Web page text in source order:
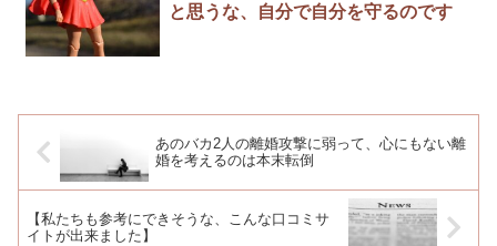
と思うな、自分で自分を守るのです
あのバカ2人の離婚攻撃に弱って、心にもない離
婚を考えるのは本末転倒
【私たちも参考にできそうな、こんな口コミサ
イトが出来ました】